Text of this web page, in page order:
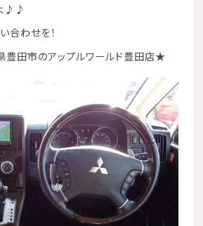
♪♪
合わせを！
田市のアップルワールド豊田店★